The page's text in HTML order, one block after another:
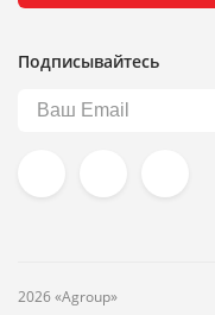
Подписывайтесь
2026 «Agroup»